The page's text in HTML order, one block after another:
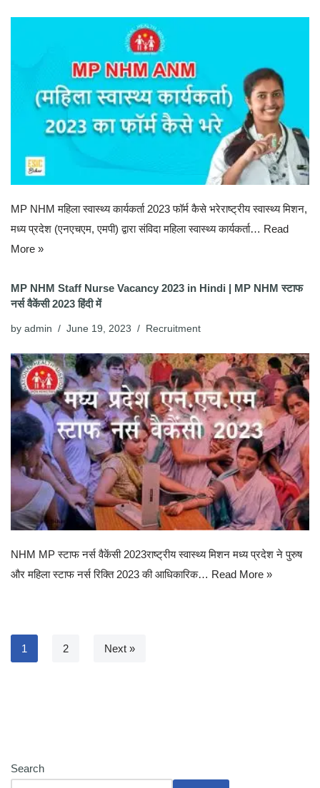
MP NHM महिला स्वास्थ्य कार्यकर्ता 2023 फॉर्म कैसे भरेराष्ट्रीय स्वास्थ्य मिशन,
मध्य प्रदेश (एनएचएम, एमपी) द्वारा संविदा महिला स्वास्थ्य कार्यकर्ता… Read
More »
MP NHM Staff Nurse Vacancy 2023 in Hindi | MP NHM स्टाफ
नर्स वैकेंसी 2023 हिंदी में
by admin June 19, 2023 Recruitment
NHM MP स्टाफ नर्स वैकेंसी 2023राष्ट्रीय स्वास्थ्य मिशन मध्य प्रदेश ने पुरुष
और महिला स्टाफ नर्स रिक्ति 2023 की आधिकारिक… Read More »
1 2 Next »
Search